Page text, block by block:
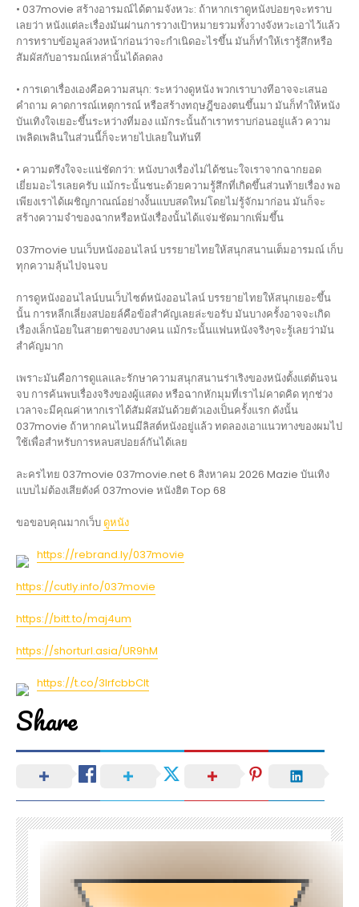
• 037movie สร้างอารมณ์ได้ตามจังหวะ: ถ้าหากเราดูหนังบ่อยๆจะทราบ
เลยว่า หนังแต่ละเรื่องมันผ่านการวางเป้าหมายรวมทั้งวางจังหวะเอาไว้แล้ว
การทราบข้อมูลล่วงหน้าก่อนว่าจะกำเนิดอะไรขึ้น มันก็ทำให้เรารู้สึกหรือ
สัมผัสกับอารมณ์เหล่านั้นได้ลดลง
• การเดาเรื่องเองคือความสนุก: ระหว่างดูหนัง พวกเราบางทีอาจจะเสนอ
คำถาม คาดการณ์เหตุการณ์ หรือสร้างทฤษฎีของตนขึ้นมา มันก็ทำให้หนัง
บันเทิงใจเยอะขึ้นระหว่างที่มอง แม้กระนั้นถ้าเราทราบก่อนอยู่แล้ว ความ
เพลิดเพลินในส่วนนี้ก็จะหายไปเลยในทันที
• ความตรึงใจจะแน่ชัดกว่า: หนังบางเรื่องไม่ได้ชนะใจเราจากฉากยอด
เยี่ยมอะไรเลยครับ แม้กระนั้นชนะด้วยความรู้สึกที่เกิดขึ้นส่วนท้ายเรื่อง พอ
เพียงเราได้เผชิญกาณณ์อย่างงั้นแบบสดใหม่โดยไม่รู้จักมาก่อน มันก็จะ
สร้างความจำของฉากหรือหนังเรื่องนั้นได้แจ่มชัดมากเพิ่มขึ้น
037movie บนเว็บหนังออนไลน์ บรรยายไทยให้สนุกสนานเต็มอารมณ์ เก็บ
ทุกความลุ้นไปจนจบ
การดูหนังออนไลน์บนเว็บไซต์หนังออนไลน์ บรรยายไทยให้สนุกเยอะขึ้น
นั้น การหลีกเลี่ยงสปอยล์คือข้อสำคัญเลยล่ะขอรับ มันบางครั้งอาจจะเกิด
เรื่องเล็กน้อยในสายตาของบางคน แม้กระนั้นแฟนหนังจริงๆจะรู้เลยว่ามัน
สำคัญมาก
เพราะมันคือการดูแลและรักษาความสนุกสนานร่าเริงของหนังตั้งแต่ต้นจน
จบ การค้นพบเรื่องจริงของผู้แสดง หรือฉากหักมุมที่เราไม่คาดคิด ทุกช่วง
เวลาจะมีคุณค่าหากเราได้สัมผัสมันด้วยตัวเองเป็นครั้งแรก ดังนั้น
037movie ถ้าหากคนไหนมีลิสต์หนังอยู่แล้ว ทดลองเอาแนวทางของผมไป
ใช้เพื่อสำหรับการหลบสปอยล์กันได้เลย
ละครไทย 037movie 037movie.net 6 สิงหาคม 2026 Mazie บันเทิง
แบบไม่ต้องเสียตังค์ 037movie หนังฮิต Top 68
ขอขอบคุณมากเว็บดูหนัง
https://rebrand.ly/037movie
https://cutly.info/037movie
https://bitt.to/maj4um
https://shorturl.asia/UR9hM
https://t.co/3IrfcbbClt
Share